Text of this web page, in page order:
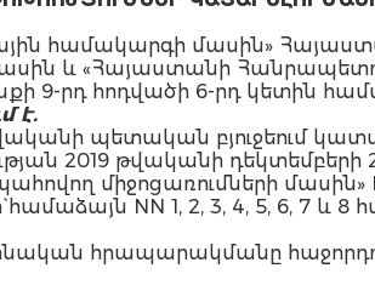
համակարգի մասին»
և «Հայաստանի
9-րդ հոդվածի 6-րդ կետին
է.
պետական բյուջեում
2019 թվականի դեկտեմբերի
միջոցառումների մասին» N
NN 1, 2, 3, 4, 5, 6, 7 և 8
հրապարակմանը